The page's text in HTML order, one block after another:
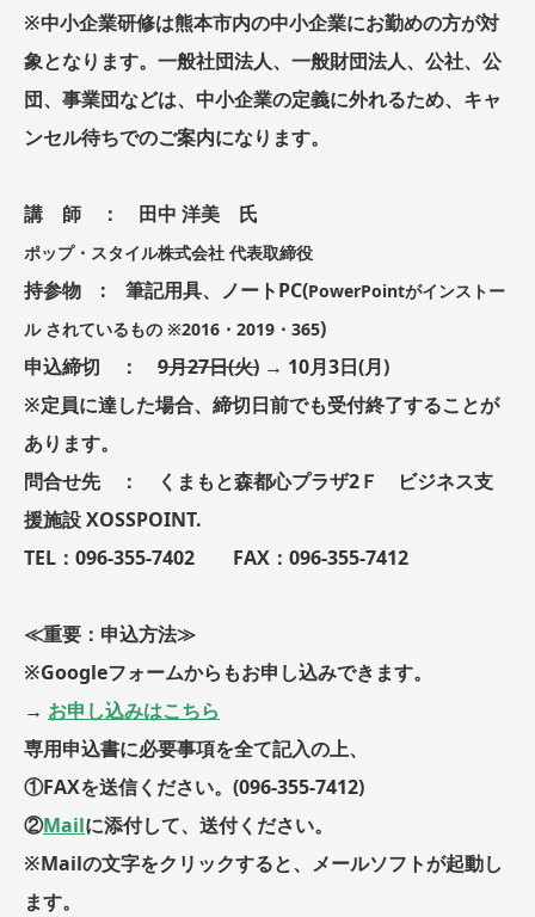
※中小企業研修は熊本市内の中小企業にお勤めの方が対
象となります。一般社団法人、一般財団法人、公社、公
団、事業団などは、中小企業の定義に外れるため、キャ
ンセル待ちでのご案内になります。
講 師 ： 田中 洋美 氏
ポップ・スタイル株式会社 代表取締役
持参物 : 筆記用具、ノートPC(PowerPointがインストー
ル されているもの ※2016・2019・365)
申込締切 ： 9月27日(火) → 10月3日(月)
※定員に達した場合、締切日前でも受付終了することが
あります。
問合せ先 ： くまもと森都心プラザ2Ｆ ビジネス支
援施設 XOSSPOINT.
TEL：096-355-7402 FAX：096-355-7412
≪重要：申込方法≫
※Googleフォームからもお申し込みできます。
→ お申し込みはこちら
専用申込書に必要事項を全て記入の上、
①FAXを送信ください。(096-355-7412)
②Mailに添付して、送付ください。
※Mailの文字をクリックすると、メールソフトが起動し
ます。